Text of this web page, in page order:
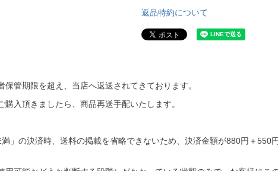
返品特約について
管期限を超え、当店へ返送されてきております。
入頂きましたら、商品再送手配いたします。
」の決済時、送料の掲載を省略できないため、決済金額が880円＋550